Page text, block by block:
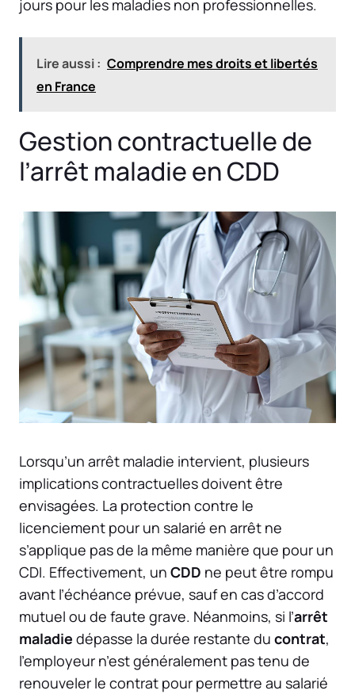
jours pour les maladies non professionnelles.
Lire aussi : Comprendre mes droits et libertés
en France
Gestion contractuelle de
l’arrêt maladie en CDD
Lorsqu’un arrêt maladie intervient, plusieurs
implications contractuelles doivent être
envisagées. La protection contre le
licenciement pour un salarié en arrêt ne
s’applique pas de la même manière que pour un
CDI. Effectivement, un CDD ne peut être rompu
avant l’échéance prévue, sauf en cas d’accord
mutuel ou de faute grave. Néanmoins, si l’arrêt
maladie dépasse la durée restante du contrat,
l’employeur n’est généralement pas tenu de
renouveler le contrat pour permettre au salarié